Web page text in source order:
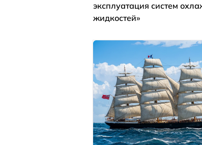
эксплуатация систем
жидкостей»